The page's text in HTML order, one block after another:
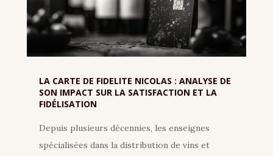
LA CARTE DE FIDELITE NICOLAS : ANALYSE DE
SON IMPACT SUR LA SATISFACTION ET LA
FIDÉLISATION
Depuis plusieurs décennies, les enseignes
spécialisées dans la distribution de vins et